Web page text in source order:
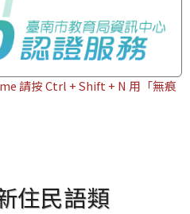
請按 Ctrl + Shift + N 用「無痕
住民語類